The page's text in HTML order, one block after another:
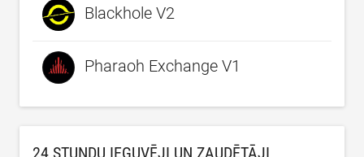
Blackhole V2
Pharaoh Exchange V1
24 STUNDU IEGUVĒJI UN ZAUDĒTĀJI